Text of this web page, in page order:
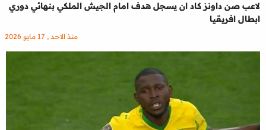
لاعب صن داونز كاد ان يسجل هدف امام الجيش الملكي بنهائي دوري
ابطال افريقيا
منذ الاحد , 17 مايو 2026